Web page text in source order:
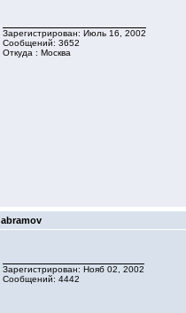
Зарегистрирован: Июль 16, 2002
Сообщений: 3652
Откуда : Москва
abramov
Зарегистрирован: Нояб 02, 2002
Сообщений: 4442